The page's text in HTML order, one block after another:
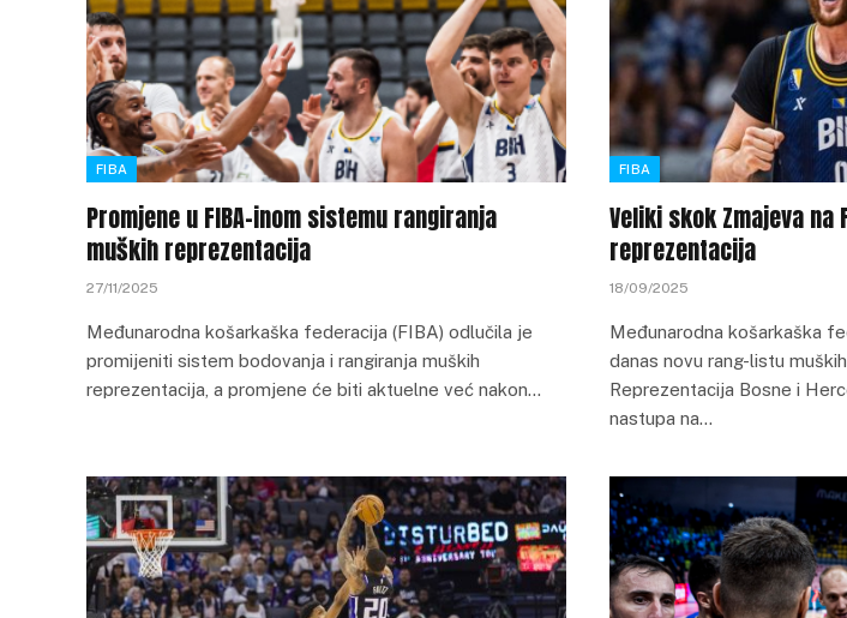
FIBA
Promjene u FIBA-inom sistemu rangiranja
muških reprezentacija
27/11/2025
Međunarodna košarkaška federacija (FIBA) odlučila je
promijeniti sistem bodovanja i rangiranja muških
reprezentacija, a promjene će biti aktuelne već nakon…
FIBA
Veliki skok Zmajeva na
reprezentacija
18/09/2025
Međunarodna košarkaška
danas novu rang-listu
Reprezentacija Bosne i
nastupa na…